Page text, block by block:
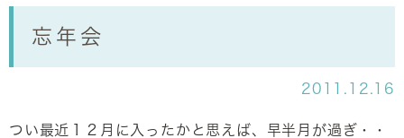
忘年会
2011.12.16
つい最近１２月に入ったかと思えば、早半月が過ぎ・・